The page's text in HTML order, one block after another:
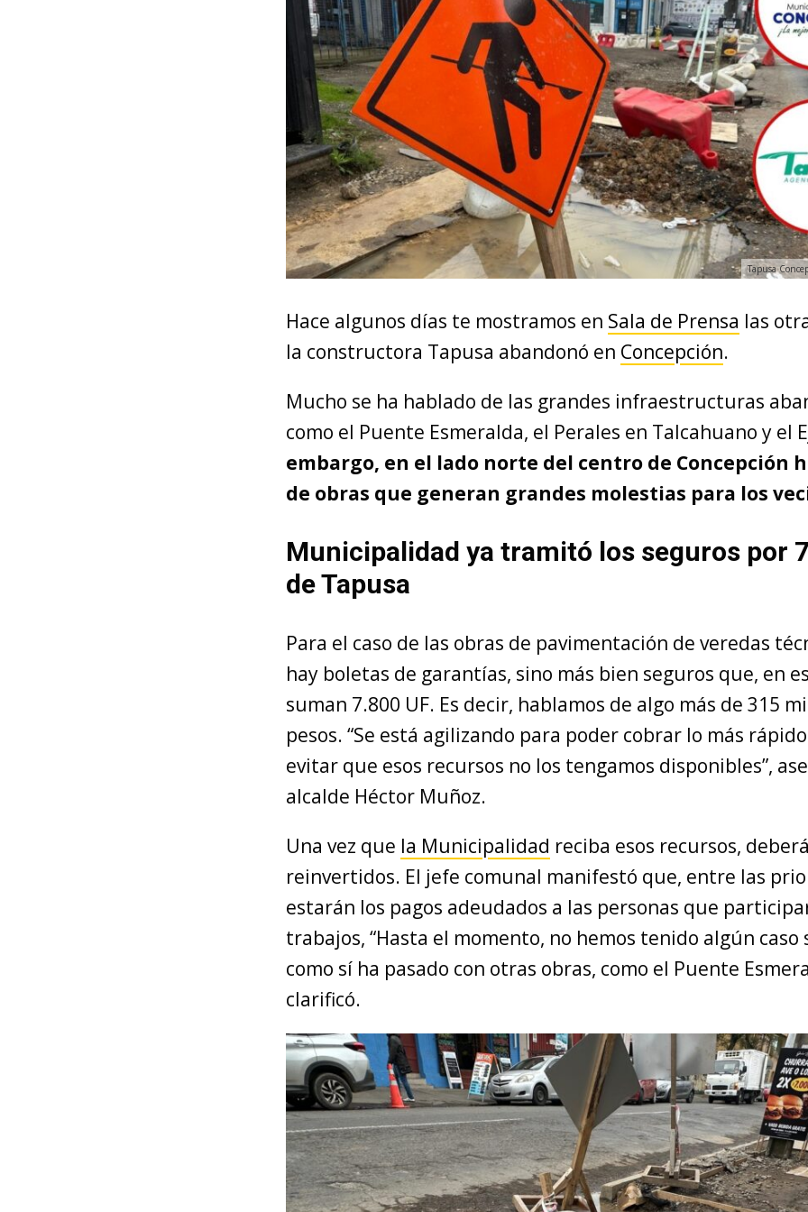
Tapusa
Hace algunos días te mostramos en Sala de Prensa las
la constructora Tapusa abandonó en Concepción.
Mucho se ha hablado de las grandes infraestructuras
como el Puente Esmeralda, el Perales en Talcahuano y el
embargo, en el lado norte del centro de Concepción
de obras que generan grandes molestias para los
Municipalidad ya tramitó los seguros por
de Tapusa
Para el caso de las obras de pavimentación de veredas
hay boletas de garantías, sino más bien seguros que, en
suman 7.800 UF. Es decir, hablamos de algo más de 315
pesos. “Se está agilizando para poder cobrar lo más
evitar que esos recursos no los tengamos disponibles”,
alcalde Héctor Muñoz.
Una vez que la Municipalidad reciba esos recursos,
reinvertidos. El jefe comunal manifestó que, entre las
estarán los pagos adeudados a las personas que
trabajos, “Hasta el momento, no hemos tenido algún caso
como sí ha pasado con otras obras, como el Puente
clarificó.